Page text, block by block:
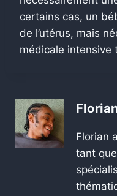
certains cas, un
de l’utérus, mais
médicale intensive
Florian
tant